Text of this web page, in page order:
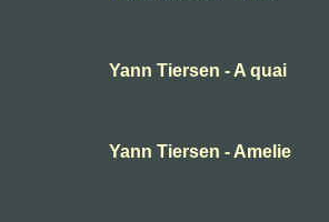
Yann Tiersen - A quai
Yann Tiersen - Amelie